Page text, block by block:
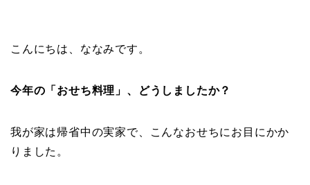
こんにちは、ななみです。
今年の「おせち料理」、どうしましたか？
我が家は帰省中の実家で、こんなおせちにお目にかか
りました。